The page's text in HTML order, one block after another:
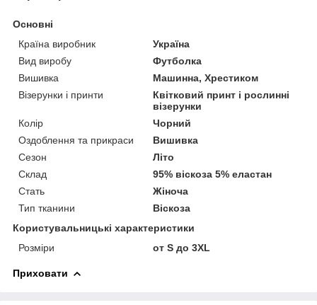
Основні
Країна виробник
Україна
Вид виробу
Футболка
Вишивка
Машинна, Хрестиком
Візерунки і принти
Квітковий принт і рослинні
візерунки
Колір
Чорний
Оздоблення та прикраси
Вишивка
Сезон
Літо
Склад
95% віскоза 5% еластан
Стать
Жіноча
Тип тканини
Віскоза
Користувальницькі характеристики
Розміри
от S до 3XL
Приховати